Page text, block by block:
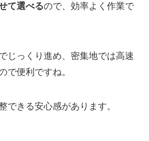
て選べるので、効率よく作業で
じっくり進め、密集地では高速
で便利ですね。
できる安心感があります。